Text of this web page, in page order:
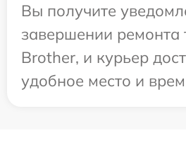
Вы получите
завершении ремонта
Brother, и курьер
удобное место и